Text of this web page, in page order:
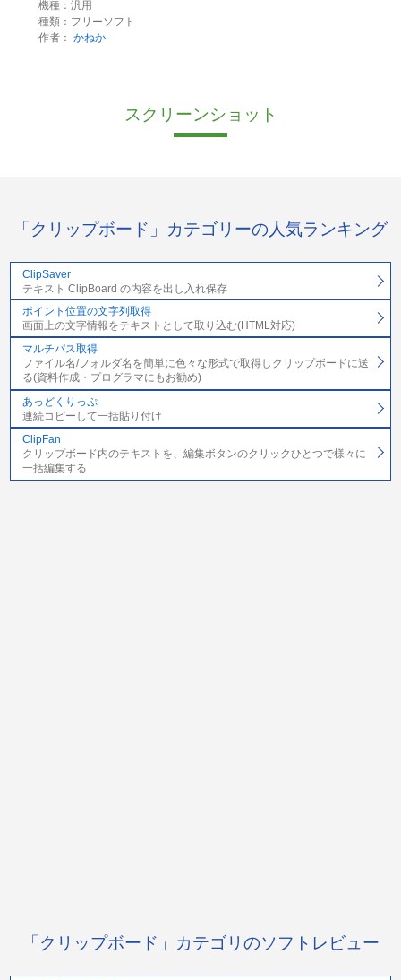
機種：汎用
種類：フリーソフト
作者： かねか
スクリーンショット
「クリップボード」カテゴリーの人気ランキング
ClipSaver
テキスト ClipBoard の内容を出し入れ保存
ポイント位置の文字列取得
画面上の文字情報をテキストとして取り込む(HTML対応)
マルチパス取得
ファイル名/フォルダ名を簡単に色々な形式で取得しクリップボードに送
る(資料作成・プログラマにもお勧め)
あっどくりっぷ
連続コピーして一括貼り付け
ClipFan
クリップボード内のテキストを、編集ボタンのクリックひとつで様々に
一括編集する
「クリップボード」カテゴリのソフトレビュー